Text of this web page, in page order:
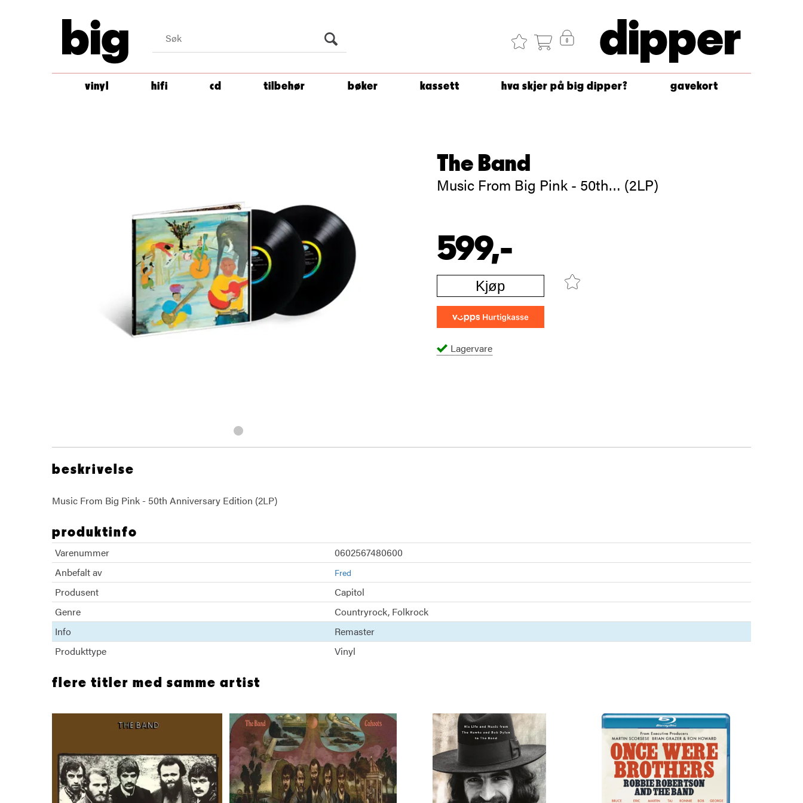
big dipper
vinyl hifi cd tilbehør bøker kassett hva skjer på big dipper? gavekort
The Band
Music From Big Pink - 50th… (2LP)
599,-
Kjøp
Lagervare
beskrivelse
Music From Big Pink - 50th Anniversary Edition (2LP)
produktinfo
Varenummer
0602567480600
Anbefalt av
Fred
Produsent
Capitol
Genre
Countryrock Folkrock
Info
Remaster
Produkttype
Vinyl
flere titler med samme artist